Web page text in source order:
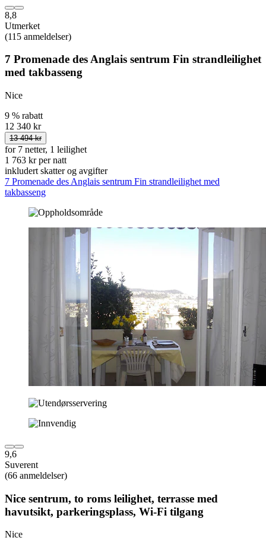
8,8
Utmerket
(115 anmeldelser)
7 Promenade des Anglais sentrum Fin strandleilighet
med takbasseng
Nice
9 % rabatt
12 340 kr
13 494 kr
for 7 netter, 1 leilighet
1 763 kr per natt
inkludert skatter og avgifter
7 Promenade des Anglais sentrum Fin strandleilighet med
takbasseng
9,6
Suverent
(66 anmeldelser)
Nice sentrum, to roms leilighet, terrasse med
havutsikt, parkeringsplass, Wi-Fi tilgang
Nice